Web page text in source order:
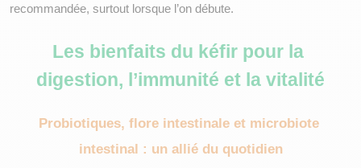
recommandée, surtout lorsque l’on débute.
Les bienfaits du kéfir pour la
digestion, l’immunité et la vitalité
Probiotiques, flore intestinale et microbiote
intestinal : un allié du quotidien